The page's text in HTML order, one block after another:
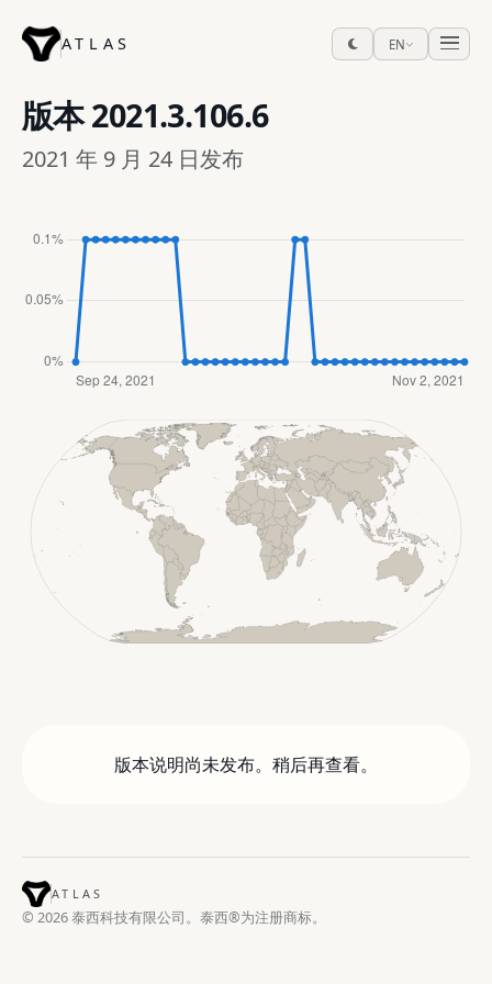
ATLAS EN
版本2021.3.106.6
2021 年 9 月 24 日发布
版本说明尚未发布。稍后再查看。
ATLAS
© 2026 泰西科技有限公司。泰西®为注册商标。